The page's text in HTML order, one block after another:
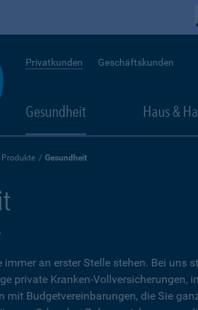
Privatkunden Geschäftskunden
Gesundheit Haus &
Produkte Gesundheit
immer an erster Stelle stehen. Bei uns
private Kranken-Vollversicherungen,
mit Budgetvereinbarungen, die Sie